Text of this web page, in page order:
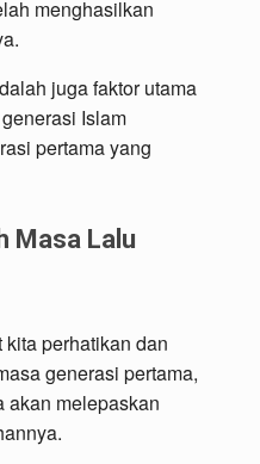
menghasilkan
juga faktor utama
Islam
pertama yang
Masa Lalu
perhatikan dan
generasi pertama,
akan melepaskan